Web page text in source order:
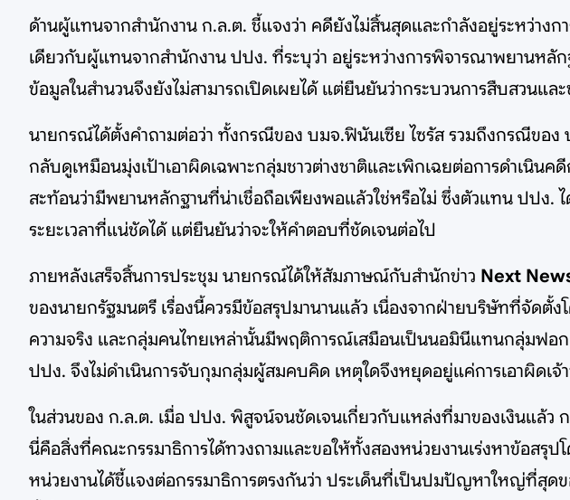
ด้านผู้แทนจากสำนักงาน ก.ล.ต. ชี้แจงว่า คดียังไม่สิ้นสุดและกำลังอยู่ระหว่าง
เดียวกับผู้แทนจากสำนักงาน ปปง. ที่ระบุว่า อยู่ระหว่างการพิจารณาพยานห
ข้อมูลในสำนวนจึงยังไม่สามารถเปิดเผยได้ แต่ยืนยันว่ากระบวนการสืบสวนแล
นายกรณ์ได้ตั้งคำถามต่อว่า ทั้งกรณีของ บมจ.ฟินันเซีย ไซรัส รวมถึงกรณีข
กลับดูเหมือนมุ่งเป้าเอาผิดเฉพาะกลุ่มชาวต่างชาติและเพิกเฉยต่อการดำเ
สะท้อนว่ามีพยานหลักฐานที่น่าเชื่อถือเพียงพอแล้วใช่หรือไม่ ซึ่งตัวแทน ปปง.
ระยะเวลาที่แน่ชัดได้ แต่ยืนยันว่าจะให้คำตอบที่ชัดเจนต่อไป
ภายหลังเสร็จสิ้นการประชุม นายกรณ์ได้ให้สัมภาษณ์กับสำนักข่าว Next
ของนายกรัฐมนตรี เรื่องนี้ควรมีข้อสรุปมานานแล้ว เนื่องจากฝ่ายบริษัทที่จัดตั้
ความจริง และกลุ่มคนไทยเหล่านั้นมีพฤติการณ์เสมือนเป็นนอมินีแทนกลุ่มฟอ
ปปง. จึงไม่ดำเนินการจับกุมกลุ่มผู้สมคบคิด เหตุใดจึงหยุดอยู่แค่การเอาผิด
ในส่วนของ ก.ล.ต. เมื่อ ปปง. พิสูจน์จนชัดเจนเกี่ยวกับแหล่งที่มาของเงินแล้ว
นี่คือสิ่งที่คณะกรรมาธิการได้ทวงถามและขอให้ทั้งสองหน่วยงานเร่งหาข้อสรุป
หน่วยงานได้ชี้แจงต่อกรรมาธิการตรงกันว่า ประเด็นที่เป็นปมปัญหาใหญ่ที่สุด